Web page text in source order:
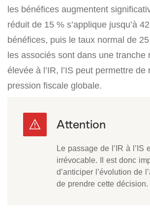
les bénéfices augmentent
réduit de 15 % s’applique jusqu’à
bénéfices, puis le taux normal de
les associés sont dans une tranche
élevée à l’IR, l’IS peut permettre de
pression fiscale globale.
Le passage de l’IR à l’IS
irrévocable. Il est donc
d’anticiper l’évolution de
de prendre cette décision.